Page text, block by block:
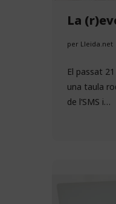
La
per Lleida.net
El passat
una taula
de l’SMS i…